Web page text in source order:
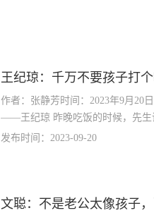
王纪琼：千万不要孩子打
作者：张静芳时间：2023年9月20
——王纪琼 昨晚吃饭的时候，先生
觉挺累的，每天白天的时候就在想
发布时间：2023-09-20
文聪：不是老公太像孩子